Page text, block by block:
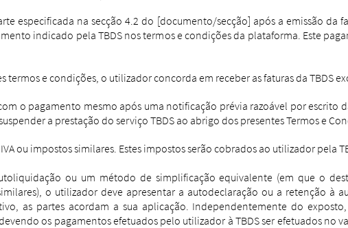
especificada na secção 4.2 do [documento/secção] após a emissão da
indicado pela TBDS nos termos e condições da plataforma. Este
termos e condições, o utilizador concorda em receber as faturas da TBDS
o pagamento mesmo após uma notificação prévia razoável por escrito
a prestação do serviço TBDS ao abrigo dos presentes Termos e
ou impostos similares. Estes impostos serão cobrados ao utilizador pela
ou um método de simplificação equivalente (em que o
o utilizador deve apresentar a autodeclaração ou a retenção à
as partes acordam a sua aplicação. Independentemente do
os pagamentos efetuados pelo utilizador à TBDS ser efetuados no